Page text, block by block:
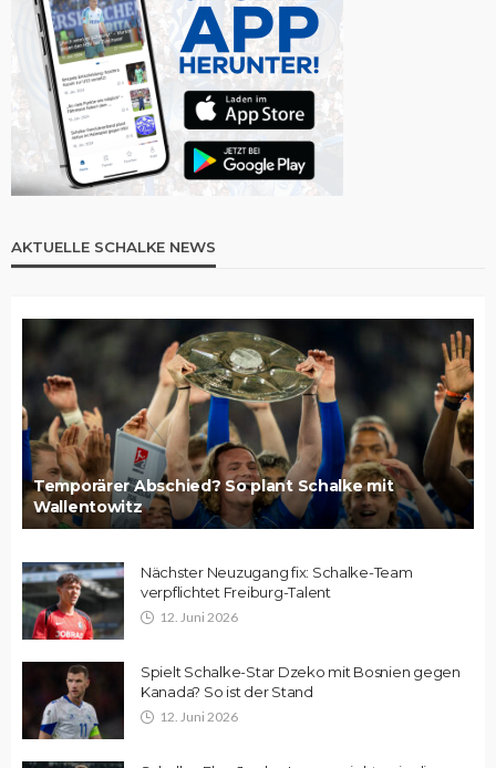
AKTUELLE SCHALKE NEWS
Temporärer Abschied? So plant Schalke mit
Wallentowitz
Nächster Neuzugang fix: Schalke-Team
verpflichtet Freiburg-Talent
12. Juni 2026
Spielt Schalke-Star Dzeko mit Bosnien gegen
Kanada? So ist der Stand
12. Juni 2026